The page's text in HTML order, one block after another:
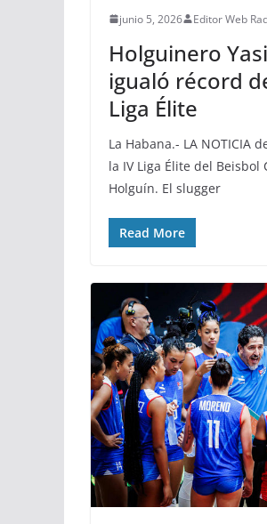
junio 5, 2026 Editor Web
Holguinero
igualó récord
Liga Élite
La Habana.- LA NOTICIA
la IV Liga Élite del
Holguín. El slugger
Read More